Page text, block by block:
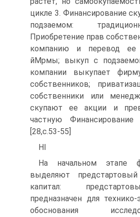
цикле 3. Финансирование
подзаемом:
Приобретение прав
компанию и перевод ее
йМрмы; выкуп с
компании выкупает
собственников;
собственники или
скупают ее акции и
частную
[28,с.53-55]
HI
На начальном этапе
выделяют
капитал:
предназначен для технико-
обоснования